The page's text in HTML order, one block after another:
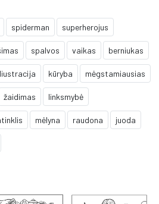
spiderman superherojus
spalvos vaikas berniukas
kūryba mėgstamiausias
žaidimas linksmybė
mėlyna raudona juoda